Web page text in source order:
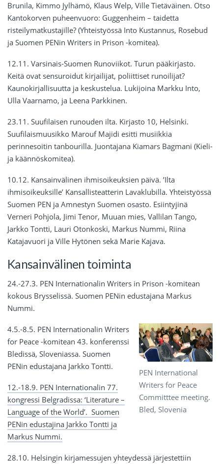
Brunila, Kimmo Jylhämö, Klaus Welp, Ville Tietäväinen. Otso
Kantokorven puheenvuoro: Guggenheim – taidetta
risteilymatkustajille? (Yhteistyössä Into Kustannus, Rosebud
ja Suomen PENin Writers in Prison -komitea).
12.11. Varsinais-Suomen Runoviikot. Turun pääkirjasto.
Keitä ovat sensuroidut kirjailijat, poliittiset runoilijat?
Kaunokirjallisuutta ja keskustelua. Lukijoina Markku Into,
Ulla Vaarnamo, ja Leena Parkkinen.
23.11. Suufilaisen runouden ilta. Kirjasto 10, Helsinki.
Suufilaismuusikko Marouf Majidi esitti musiikkia
perinnesoitin tanbourilla. Juontajana Kiamars Bagmani (Kieli-
ja käännöskomitea).
10.12. Kansainvälinen ihmisoikeuksien päivä. ’Ilta
ihmisoikeuksille’ Kansallisteatterin Lavaklubilla. Yhteistyössä
Suomen PEN ja Amnestyn Suomen osasto. Esiintyjinä
Verneri Pohjola, Jimi Tenor, Muuan mies, Vallilan Tango,
Jarkko Tontti, Lauri Otonkoski, Markus Nummi, Riina
Katajavuori ja Ville Hytönen sekä Marie Kajava.
Kansainvälinen toiminta
24.-27.3. PEN Internationalin Writers in Prison -komitean
kokous Brysselissä. Suomen PENin edustajana Markus
Nummi.
PEN International
Writers for Peace
Committtee meeting.
Bled, Slovenia
4.5.-8.5. PEN Internationalin Writers
for Peace -komitean 43. konferenssi
Bledissä, Sloveniassa. Suomen
PENin edustajana Jarkko Tontti.
12.-18.9. PEN Internationalin 77.
kongressi Belgradissa: ‘Literature –
Language of the World’. Suomen
PENin edustajina Jarkko Tontti ja
Markus Nummi.
28.10. Helsingin kirjamessujen yhteydessä järjestettiin